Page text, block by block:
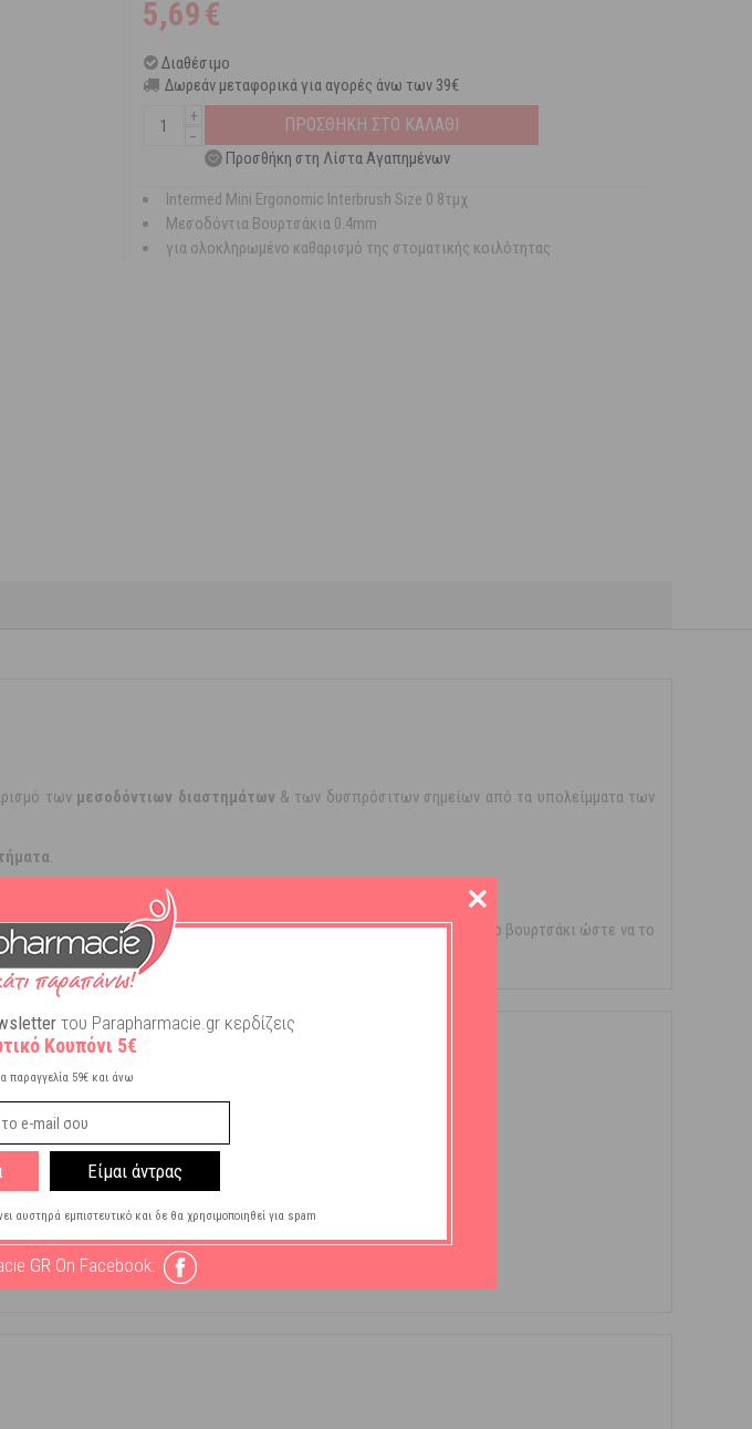
5,69€
Διαθέσιμο
Δωρεάν μεταφορικά για αγορές άνω των 39€
+
−
ΠΡΟΣΘΗΚΗ ΣΤΟ ΚΑΛΑΘΙ
Προσθήκη στη Λίστα Αγαπημένων
Intermed Mini Ergonomic Interbrush Size 0 8τμχ
Μεσοδόντια Βουρτσάκια 0.4mm
για ολοκληρωμένο καθαρισμό της στοματικής κοιλότητας
των μεσοδόντιων διαστημάτων& των δυσπρόσιτων σημείων από τα υπολείμματα των
.
εμπρός- πίσω κίνηση. Μετά τη χρήση πλύνετε με νερό και στεγνώστε το βουρτσάκι ώστε να το
του Parapharmacie.gr κερδίζεις
Κουπόνι 5€
παραγγελία 59€ και άνω
Είμαι άντρας
εμπιστευτικό και δε θα χρησιμοποιηθεί για spam
GR On Facebook: